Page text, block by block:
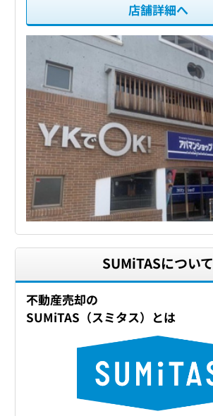
店舗詳細へ
SUMiTASについて
不動産売却の
SUMiTAS（スミタス）とは